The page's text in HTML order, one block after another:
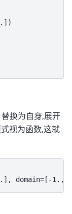
换为自身,展开
视为函数,这就
domain=[-1.,